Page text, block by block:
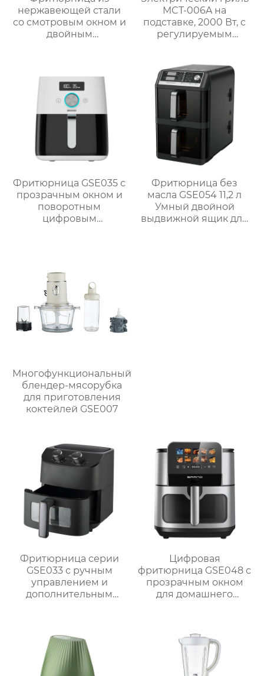
нержавеющей стали
со смотровым окном и
двойным
MCT-006A на
подставке, 2000 Вт, с
регулируемым
Фритюрница GSE035 с
прозрачным окном и
поворотным
цифровым
Фритюрница без
масла GSE054 11,2 л
Умный двойной
выдвижной ящик для
Многофункциональный
блендер-мясорубка
для приготовления
коктейлей GSE007
Фритюрница серии
GSE033 с ручным
управлением и
дополнительным
Цифровая
фритюрница GSE048 с
прозрачным окном
для домашнего